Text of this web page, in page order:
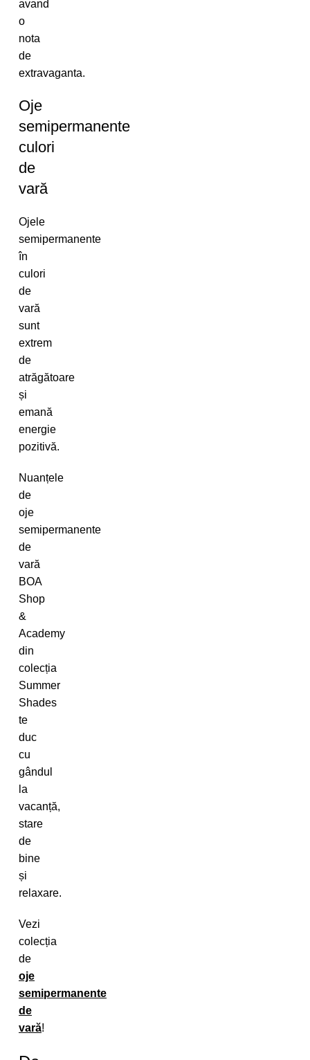
avand
o
nota
de
extravaganta.
Oje
semipermanente
culori
de
vară
Ojele
semipermanente
în
culori
de
vară
sunt
extrem
de
atrăgătoare
și
emană
energie
pozitivă.
Nuanțele
de
oje
semipermanente
de
vară
BOA
Shop
&
Academy
din
colecția
Summer
Shades
te
duc
cu
gândul
la
vacanță,
stare
de
bine
și
relaxare.
Vezi
colecția
de
oje
semipermanente
de
vară!